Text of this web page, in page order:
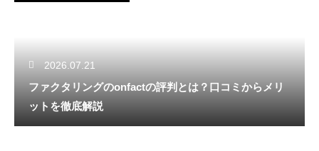
2026.07.21
ファクタリングのonfactの評判とは？口コミからメリ
ットを徹底解説